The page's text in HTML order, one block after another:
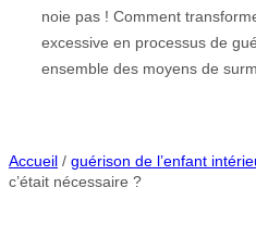
noie pas ! Comment
excessive en processus de
ensemble des moyens de
Accueil / guérison de l’enfant
c’était nécessaire ?